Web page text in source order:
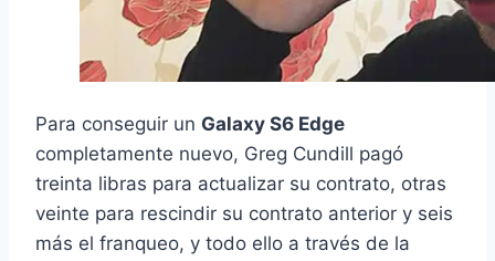
Para conseguir un Galaxy S6 Edge
completamente nuevo, Greg Cundill pagó
treinta libras para actualizar su contrato, otras
veinte para rescindir su contrato anterior y seis
más el franqueo, y todo ello a través de la